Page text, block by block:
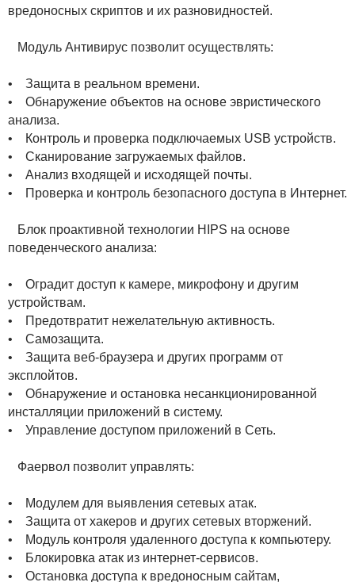
вредоносных скриптов и их разновидностей.
Модуль Антивирус позволит осуществлять:
• Защита в реальном времени.
• Обнаружение объектов на основе эвристического
анализа.
• Контроль и проверка подключаемых USB устройств.
• Сканирование загружаемых файлов.
• Анализ входящей и исходящей почты.
• Проверка и контроль безопасного доступа в Интернет.
Блок проактивной технологии HIPS на основе
поведенческого анализа:
• Оградит доступ к камере, микрофону и другим
устройствам.
• Предотвратит нежелательную активность.
• Самозащита.
• Защита веб-браузера и других программ от
эксплойтов.
• Обнаружение и остановка несанкционированной
инсталляции приложений в систему.
• Управление доступом приложений в Сеть.
Фаервол позволит управлять:
• Модулем для выявления сетевых атак.
• Защита от хакеров и других сетевых вторжений.
• Модуль контроля удаленного доступа к компьютеру.
• Блокировка атак из интернет-сервисов.
• Остановка доступа к вредоносным сайтам,